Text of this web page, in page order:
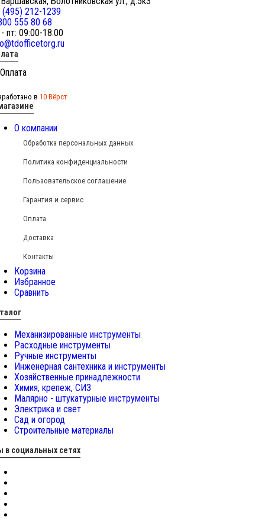
(495) 212-1239
555 80 68
пт: 09:00-18:00
в 10 Вёрст
О компании
Обработка персональных данных
Политика конфиденциальности
Пользовательское соглашение
Гарантия и сервис
Оплата
Доставка
Контакты
Корзина
Избранное
Сравнить
Механизированные инструменты
Расходные инструменты
Ручные инструменты
Инженерная сантехника и инструменты
Хозяйственные принадлежности
Химия, крепеж, СИЗ
Малярно - штукатурные инструменты
Электрика и свет
Сад и огород
Строительные материалы
в социальных сетях